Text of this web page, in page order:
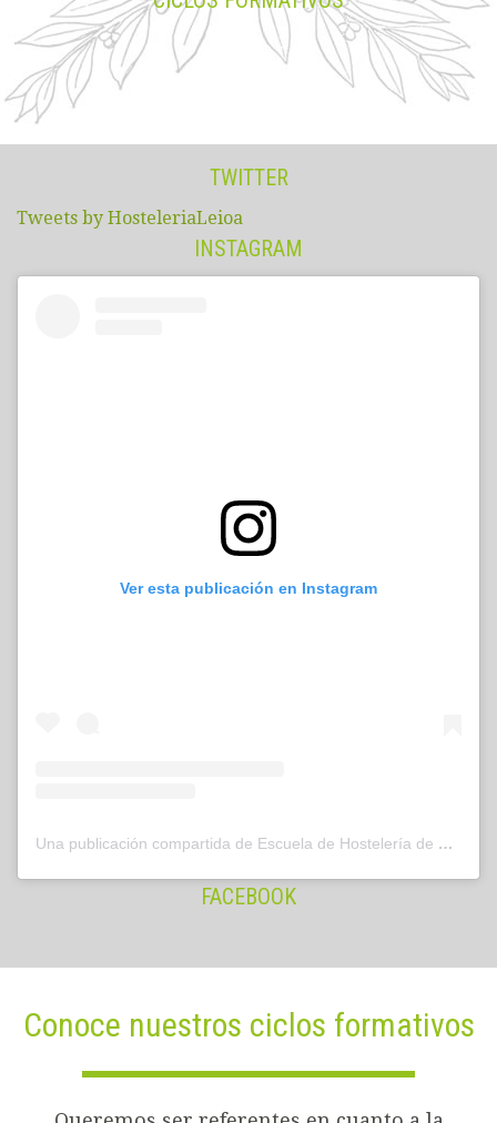
TWITTER
Tweets by HosteleriaLeioa
INSTAGRAM
Ver esta publicación en Instagram
Una publicación compartida de Escuela de Hostelería de Leioa (@hostelerialeioa)
FACEBOOK
Conoce nuestros ciclos formativos